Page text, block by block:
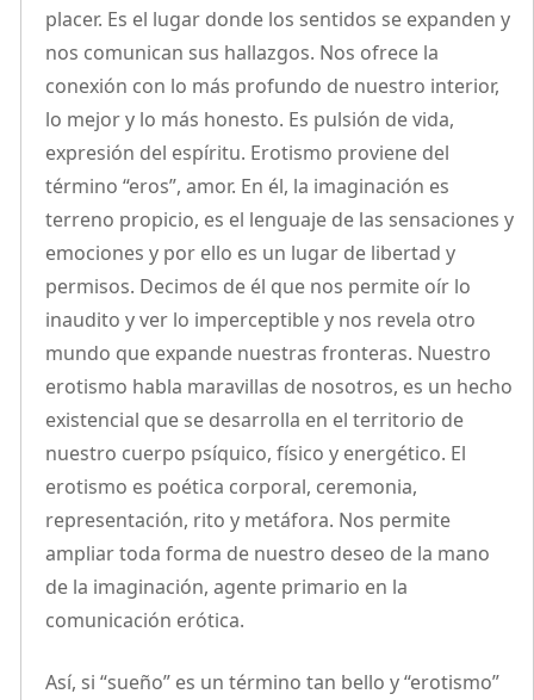
placer. Es el lugar donde los sentidos se expanden y
nos comunican sus hallazgos. Nos ofrece la
conexión con lo más profundo de nuestro interior,
lo mejor y lo más honesto. Es pulsión de vida,
expresión del espíritu. Erotismo proviene del
término “eros”, amor. En él, la imaginación es
terreno propicio, es el lenguaje de las sensaciones y
emociones y por ello es un lugar de libertad y
permisos. Decimos de él que nos permite oír lo
inaudito y ver lo imperceptible y nos revela otro
mundo que expande nuestras fronteras. Nuestro
erotismo habla maravillas de nosotros, es un hecho
existencial que se desarrolla en el territorio de
nuestro cuerpo psíquico, físico y energético. El
erotismo es poética corporal, ceremonia,
representación, rito y metáfora. Nos permite
ampliar toda forma de nuestro deseo de la mano
de la imaginación, agente primario en la
comunicación erótica.
Así, si “sueño” es un término tan bello y “erotismo”